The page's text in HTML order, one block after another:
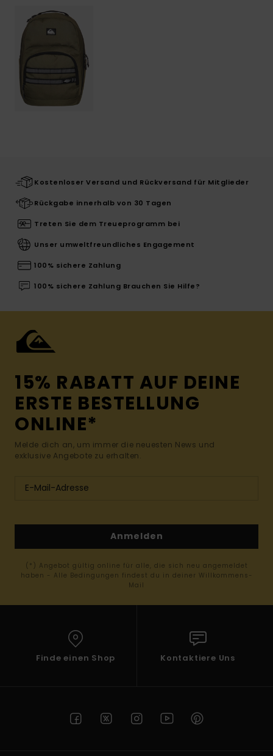
Kostenloser Versand und Rückversand für Mitglieder
Rückgabe innerhalb von 30 Tagen
Treten Sie dem Treueprogramm bei
Unser umweltfreundliches Engagement
100% sichere Zahlung
100% sichere Zahlung Brauchen Sie Hilfe?
15% RABATT AUF DEINE
ERSTE BESTELLUNG
ONLINE*
Melde dich an, um immer die neuesten News und
exklusive Angebote zu erhalten.
Anmelden
(*) Angebot gültig online für alle, die sich neu angemeldet
haben - Alle Bedingungen findest du in deiner Willkommens-
Mail
Finde einen Shop Kontaktiere Uns